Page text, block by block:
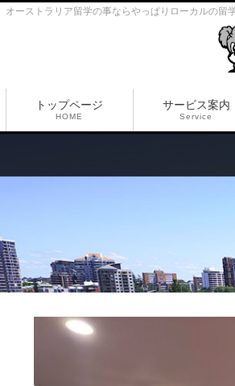
オーストラリア留学の事ならやっぱりローカルの
トップページ
HOME
サービス案内
Service